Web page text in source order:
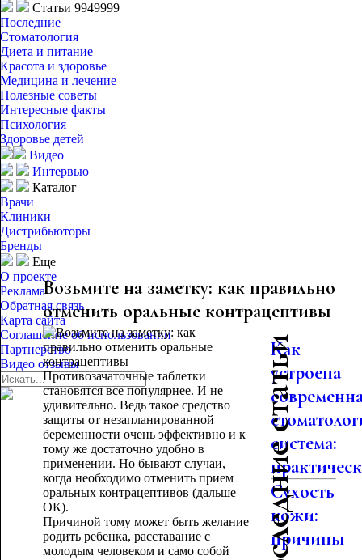
Статьи 9949999
Последние
Стоматология
Диета и питание
Красота и здоровье
Медицина и лечение
Полезные советы
Интересные факты
Психология
Здоровье детей
Видео
Интервью
Каталог
Врачи
Клиники
Дистрибьюторы
Бренды
Еще
О проекте
Реклама
Обратная связь
Карта сайта
Соглашение об использовании
Партнерство
Видео отзывы
Возьмите на заметку: как правильно
отменить оральные контрацептивы
Противозачаточные таблетки
становятся все популярнее. И не
удивительно. Ведь такое средство
защиты от незапланированной
беременности очень эффективно и к
тому же достаточно удобно в
применении. Но бывают случаи,
когда необходимо отменить прием
оральных контрацептивов (дальше
ОК).
Причиной тому может быть желание
родить ребенка, расставание с
молодым человеком и само собой
Последние статьи
Как
устроена
система:
Сухость
кожи:
причины